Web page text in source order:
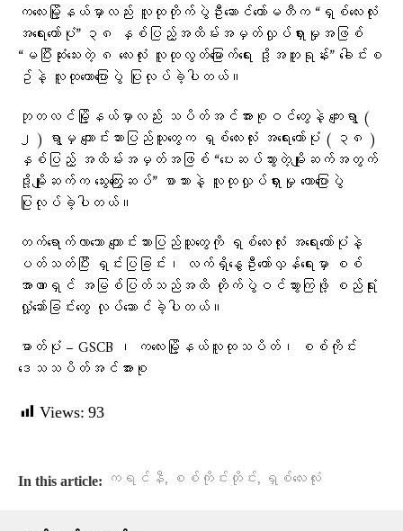
ကလေးမြို့နယ်မှာလည်း လူထုတိုက်ပွဲဦးဆောင်ကော်မတီက “ရှစ်လေးလုံး
အရေးတော်ပုံ” ၃၈ နှစ်ပြည့်အထိမ်းအမှတ်လှုပ်ရှားမှုအဖြစ်
“မပြီးဆုံးသေးတဲ့ ၈ လေးလုံး လူထုလွတ်မြောက်ရေး ဒို့အတူရုန်း” ခေါင်းစ
ဥ်နဲ့ လူထုဟောပြောပွဲ ပြုလုပ်ခဲ့ပါတယ်။
ဘုတလင်မြို့နယ်မှာလည်း သပိတ်အင်အားစုဝင်တွေနဲ့ ကျေးရွာ (
၂ ) ရွာမှ ကျောင်းသားပြည်သူတွေက ရှစ်လေးလုံး အရေးတော်ပုံ ( ၃၈ )
နှစ်ပြည့် အထိမ်းအမှတ်အဖြစ် “ပေးဆပ်သွားတဲ့မျိုးဆက်အတွက်
ဒို့မျိုးဆက်က သွေးကြွေးဆပ်” စာသားနဲ့ လူထုလှုပ်ရှားမှု ဟောပြောပွဲ
ပြုလုပ်ခဲ့ပါတယ်။
တက်ရောက်လာသော ကျောင်းသားပြည်သူတွေကို ရှစ်လေးလုံး အရေးတော်ပုံနဲ့
ပတ်သတ်ပြီး ရှင်းပြခြင်း၊ လက်ရှိနွေဦးတော်လှန်ရေးမှာ စစ်
အာဏာရှင် အမြစ်ပြတ်သည်အထိ တိုက်ပွဲဝင်သွားကြဖို့ စည်ရုံး
လှုံ့ဆော်ခြင်းတွေ လုပ်ဆောင်ခဲ့ပါတယ်။
ဓာတ်ပုံ – GSCB ၊ ကလေးမြို့နယ်လူထုသပိတ်၊ စစ်ကိုင်း
ဒေသသပိတ်အင်အားစု
Views: 93
In this article: ကရင်နီ, စစ်ကိုင်းတိုင်း, ရှစ်လေးလုံး